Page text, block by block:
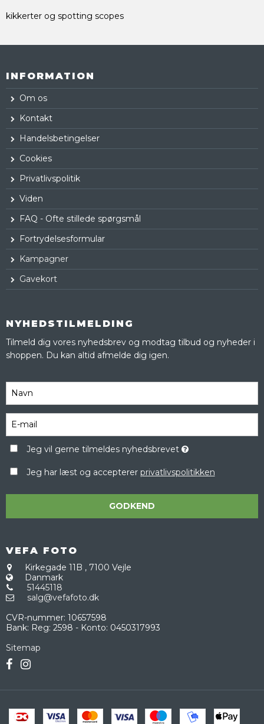
kikkerter og spotting scopes
INFORMATION
Om os
Kontakt
Handelsbetingelser
Cookies
Privatlivspolitik
Viden
FAQ - Ofte stillede spørgsmål
Fortrydelsesformular
Kampagner
Gavekort
NYHEDSTILMELDING
Tilmeld dig vores nyhedsbrev og modtag tilbud og nyheder i
shoppen. Du kan altid afmelde dig igen.
Jeg vil gerne tilmeldes nyhedsbrevet
Jeg har læst og accepterer privatlivspolitikken
GODKEND
VEFA FOTO
Kirkegade 11B , 7100 Vejle
Danmark
51445118
salg@vefafoto.dk
CVR-nummer: 10657598
Bank: Reg: 2598 - Konto: 0450317993
Sitemap